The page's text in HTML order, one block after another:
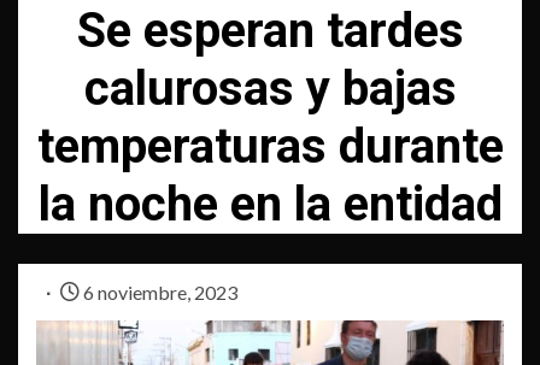
Se esperan tardes
calurosas y bajas
temperaturas durante
la noche en la entidad
6 noviembre, 2023